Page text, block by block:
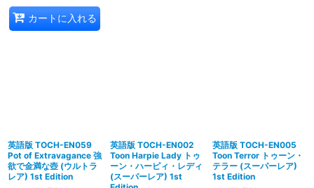
カートに入れる
英語版 TOCH-EN059
Pot of Extravagance 強
欲で金満な壺 (ウルトラ
レア) 1st Edition
英語版 TOCH-EN002
Toon Harpie Lady トゥ
ーン・ハーピィ・レディ
(スーパーレア) 1st
英語版 TOCH-EN005
Toon Terror トゥーン・
テラー (スーパーレア)
1st Edition